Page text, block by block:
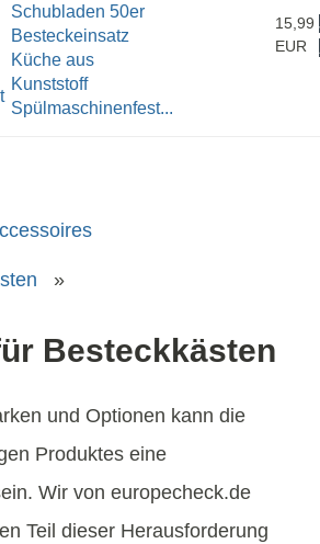
Schubladen 50er
Besteckeinsatz
Küche aus
Kunststoff
Spülmaschinenfest...
15,99
EUR
»
Besteckkästen
und Optionen kann die
Produktes eine
Wir von europecheck.de
Teil dieser Herausforderung